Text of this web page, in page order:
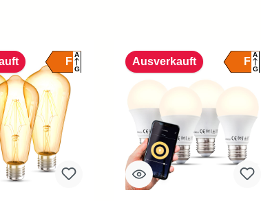
F
A
G
Ausverkauft F
A
G